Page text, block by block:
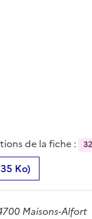
de la fiche :
Ko)
Maisons-Alfort